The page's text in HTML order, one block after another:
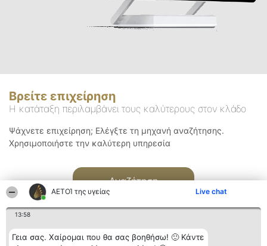
ΑΕΤΟΊ της υγείας Live chat
13:58
Γεια σας. Χαίρομαι που θα σας βοηθήσω! 🙂 Κάντε
Βρείτε επιχείρηση
Η κατάταξη περιλαμβάνει τους καλύτερους στον κλάδο
Ψάχνετε επιχείρηση; Ελέγξτε τη μηχανή αναζήτησης.
Χρησιμοποιήστε την καλύτερη υπηρεσία
Αναζήτηση